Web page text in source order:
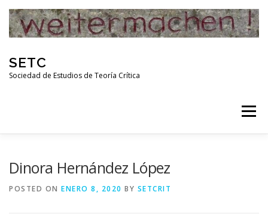
content
SETC
Sociedad de Estudios de Teoría Crítica
Menu
Dinora Hernández López
POSTED ON ENERO 8, 2020 BY SETCRIT